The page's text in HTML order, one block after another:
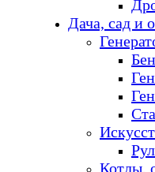
Дача, сад и
Котлы,